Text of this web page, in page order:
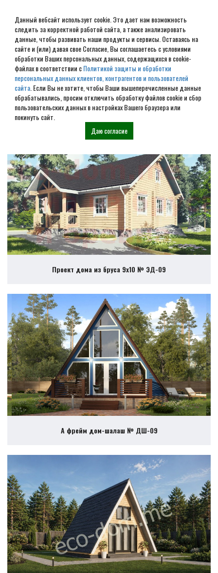
Данный вебсайт использует cookie. Это дает нам возможность
следить за корректной работой сайта, а также анализировать
данные, чтобы развивать наши продукты и сервисы. Оставаясь на
сайте и (или) давая свое Согласие, Вы соглашаетесь с условиями
обработки Ваших персональных данных, содержащихся в cookie-
файлах в соответствии сПолитикой защиты и обработки
персональных данных клиентов, контрагентов и пользователей
сайта . Если Вы не хотите, чтобы Ваши вышеперечисленные данные
обрабатывались, просим отключить обработку файлов cookie и сбор
пользовательских данных в настройках Вашего браузера или
покинуть сайт.
Даю согласие
Строительство домов под
усадку в Сочи
Наши проекты
Проект дома из бруса 9х10 № ЭД-09
А фрейм дом-шалаш № ДШ-09